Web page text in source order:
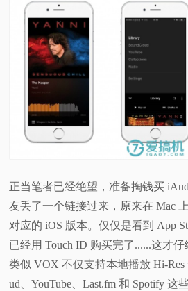
正当笔者已经绝望，准备掏钱买
友丢了一个链接过来，原来在 Mac
对应的 iOS 版本。仅仅是看到 App
已经用 Touch ID 购买完了......这才
类似 VOX 不仅支持本地播放 Hi-Res
ud、YouTube、Last.fm 和 Spotify 这